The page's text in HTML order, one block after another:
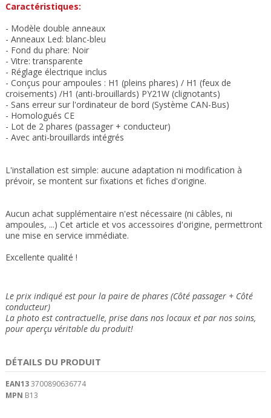
Caractéristiques:
- Modèle double anneaux
- Anneaux Led: blanc-bleu
- Fond du phare: Noir
- Vitre: transparente
- Réglage électrique inclus
- Conçus pour ampoules : H1 (pleins phares) / H1 (feux de
croisements) /H1 (anti-brouillards) PY21W (clignotants)
- Sans erreur sur l'ordinateur de bord (Système CAN-Bus)
- Homologués CE
- Lot de 2 phares (passager + conducteur)
- Avec anti-brouillards intégrés
L'installation est simple: aucune adaptation ni modification à
prévoir, se montent sur fixations et fiches d'origine.
Aucun achat supplémentaire n'est nécessaire (ni câbles, ni
ampoules, ...) Cet article et vos accessoires d'origine, permettront
une mise en service immédiate.
Excellente qualité !
Le prix indiqué est pour la paire de phares (Côté passager + Côté
conducteur)
La photo est contractuelle, prise dans nos locaux et par nos soins,
pour aperçu véritable du produit!
DÉTAILS DU PRODUIT
EAN133700890636774
MPN B13